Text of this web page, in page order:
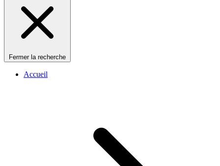
Fermer la recherche
Accueil